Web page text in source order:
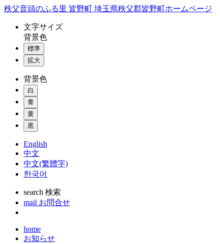
コ
秩父音頭のふる里 皆野町 埼玉県秩父郡皆野町ホームページ
文字サイズ
背景色
標準
拡大
背景色
白
青
黄
黒
English
中文
中文(繁體字)
한국어
search 検索
mail お問合せ
home
お知らせ